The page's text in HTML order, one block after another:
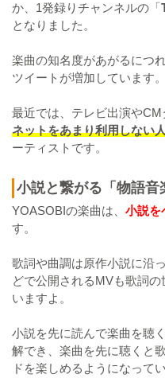
か、1発録りチャンネルの「
となりました。
楽曲の知名度があがるにつ
ツイートが増加しています。
最近では、テレビ出演やCM
ネットをあまり利用しない
ーティストです。
小説と繋がる「物語音
YOASOBIの楽曲は、 小説を
す。
歌詞や曲調は原作小説に沿
どで公開されるMVも歌詞
いますよ。
小説を先に読んで楽曲を聴
解でき、楽曲を先に聴くと
ドを楽しめるようになってい